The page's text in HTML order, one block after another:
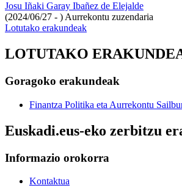
Josu Iñaki Garay Ibañez de Elejalde
(2024/06/27 - ) Aurrekontu zuzendaria
Lotutako erakundeak
LOTUTAKO
Goragoko erakundeak
Finantza Politika eta Aurrekontu
Euskadi.eus-eko zerbitzu
Informazio orokorra
Kontaktua